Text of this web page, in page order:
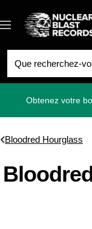
au
contenu
Navigation
Nuclear
Blast
Obtenez votre
Bloodred Hourglass